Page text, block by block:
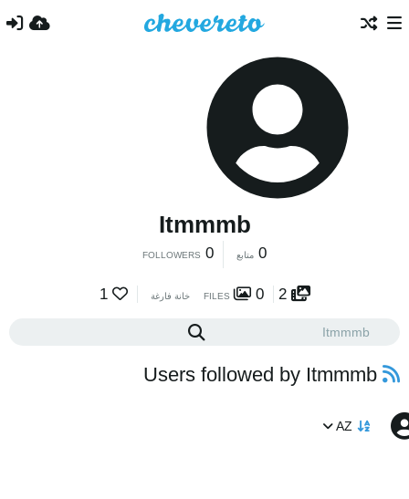
Itmmmb
0 متابع 0
FOLLOWERS
2
FILES 0 خانة فارغة 1
Users followed by Itmmmb
AZ